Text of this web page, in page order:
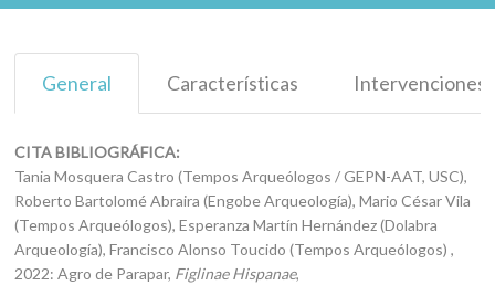
General Características Intervenciones
CITA BIBLIOGRÁFICA:
Tania Mosquera Castro (Tempos Arqueólogos / GEPN-AAT, USC),
Roberto Bartolomé Abraira (Engobe Arqueología), Mario César Vila
(Tempos Arqueólogos), Esperanza Martín Hernández (Dolabra
Arqueología), Francisco Alonso Toucido (Tempos Arqueólogos) ,
2022: Agro de Parapar, Figlinae Hispanae,